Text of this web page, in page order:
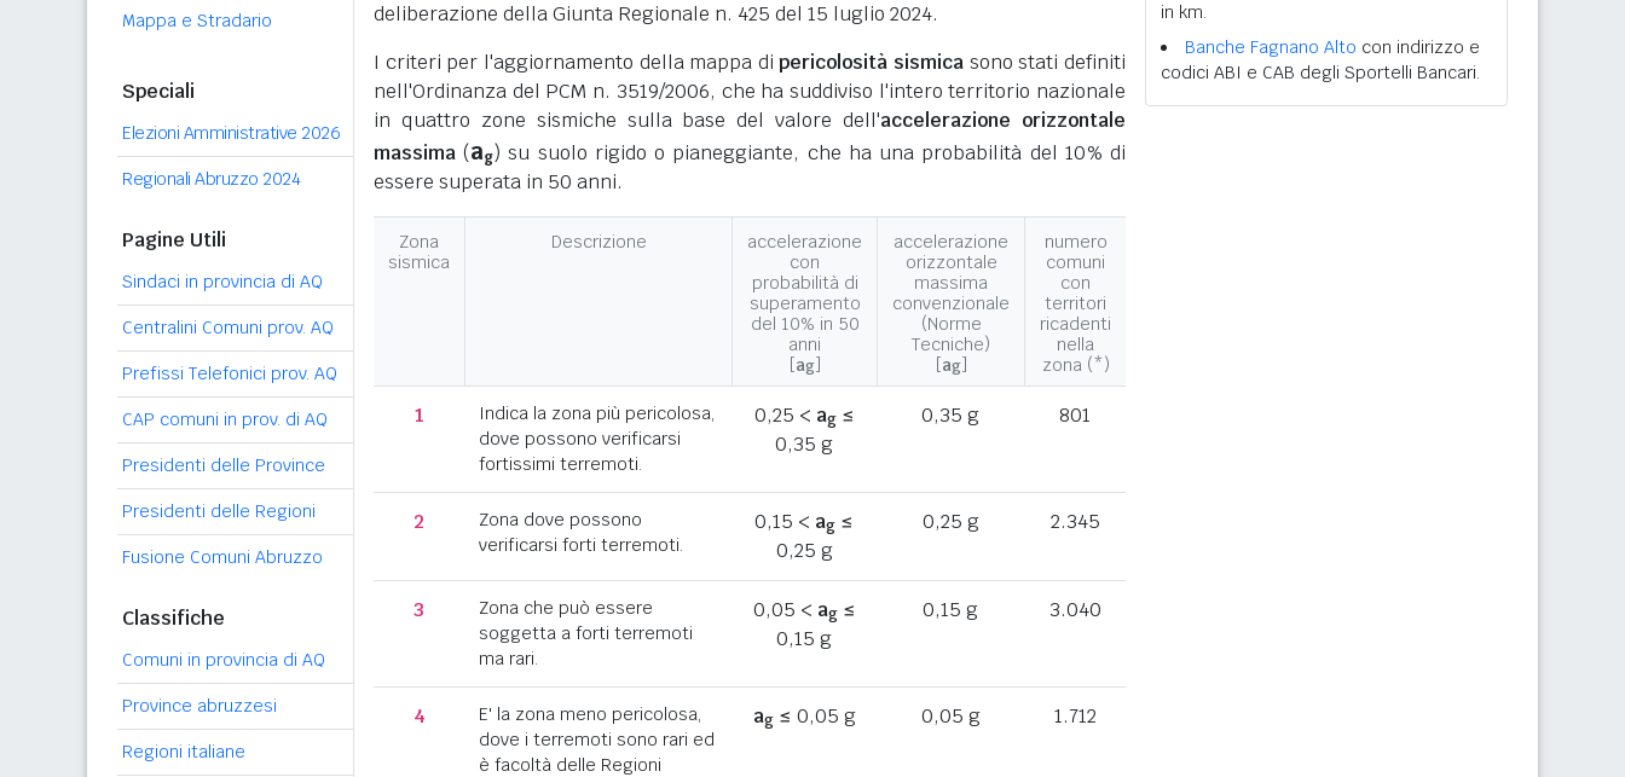
Mappa e Stradario
Speciali
Elezioni Amministrative 2026
Regionali Abruzzo 2024
Pagine Utili
Sindaci in provincia di AQ
Centralini Comuni prov. AQ
Prefissi Telefonici prov. AQ
CAP comuni in prov. di AQ
Presidenti delle Province
Presidenti delle Regioni
Fusione Comuni Abruzzo
Classifiche
Comuni in provincia di AQ
Province abruzzesi
Regioni italiane
deliberazione della Giunta Regionale n. 425 del 15 luglio 2024.
I criteri per l'aggiornamento della mappa dipericolosità sismica sono stati definiti
nell'Ordinanza del PCM n. 3519/2006, che ha suddiviso l'intero territorio nazionale
in quattro zone sismiche sulla base del valore dell'accelerazione orizzontale
massima (ag) su suolo rigido o pianeggiante, che ha una probabilità del 10% di
essere superata in 50 anni.
Zona
sismica
Descrizione
accelerazione
con
probabilità di
superamento
del 10% in 50
anni
[ag]
accelerazione
orizzontale
massima
convenzionale
(Norme
Tecniche)
[ag]
numero
comuni
con
territori
ricadenti
nella
zona (*)
1
Indica la zona più pericolosa,
dove possono verificarsi
fortissimi terremoti.
0,25 < ag≤
0,35 g
0,35 g 801
2
Zona dove possono
verificarsi forti terremoti.
0,15 < ag ≤
0,25 g
0,25 g 2.345
3
Zona che può essere
soggetta a forti terremoti
ma rari.
0,05 < ag≤
0,15 g
0,15 g 3.040
4
E' la zona meno pericolosa,
dove i terremoti sono rari ed
è facoltà delle Regioni
ag≤ 0,05 g 0,05 g 1.712
in km.
Banche Fagnano Alto con indirizzo e
codici ABI e CAB degli Sportelli Bancari.